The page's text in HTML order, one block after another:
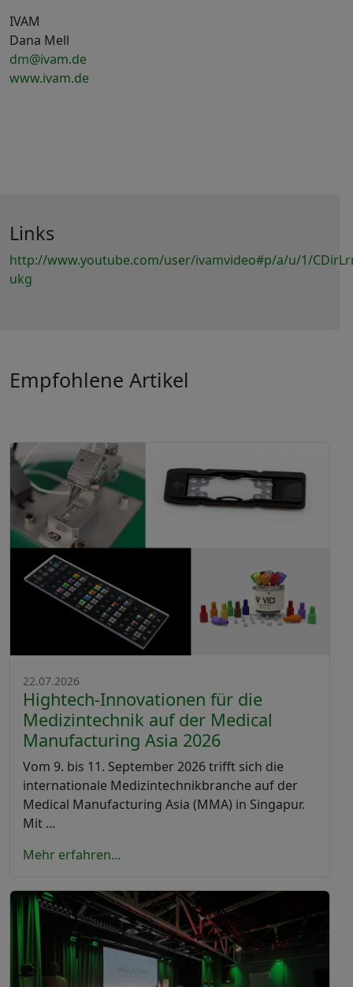
IVAM
Dana Mell
dm@ivam.de
www.ivam.de
Links
http://www.youtube.com/user/ivamvideo#p/a/u/1/
ukg
Empfohlene Artikel
22.07.2026
Hightech-Innovationen für die
Medizintechnik auf der Medical
Manufacturing Asia 2026
Vom 9. bis 11. September 2026 trifft sich die
internationale Medizintechnikbranche auf der
Medical Manufacturing Asia (MMA) in Singapur.
Mit …
Mehr erfahren...